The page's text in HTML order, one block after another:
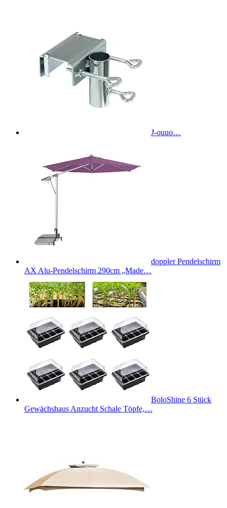
J-ouuo…
doppler Pendelschirm
AX Alu-Pendelschirm 290cm „Made…
BoloShine 6 Stück
Gewächshaus Anzucht Schale Töpfe,…